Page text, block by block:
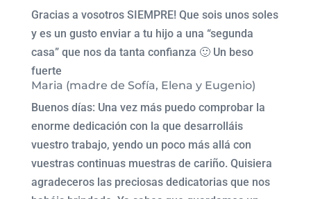
Gracias a vosotros SIEMPRE! Que sois unos soles
y es un gusto enviar a tu hijo a una “segunda
casa” que nos da tanta confianza 🙂 Un beso
fuerte
Maria (madre de Sofía, Elena y Eugenio)
Buenos días: Una vez más puedo comprobar la
enorme dedicación con la que desarrolláis
vuestro trabajo, yendo un poco más allá con
vuestras continuas muestras de cariño. Quisiera
agradeceros las preciosas dedicatorias que nos